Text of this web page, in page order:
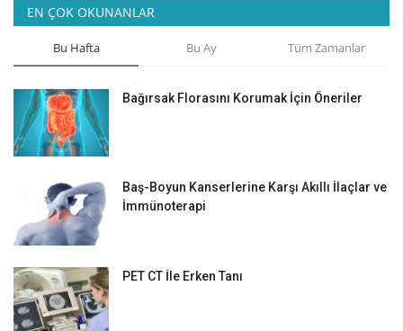
EN ÇOK OKUNANLAR
Bu Hafta Bu Ay Tüm Zamanlar
Bağırsak Florasını Korumak İçin Öneriler
Baş-Boyun Kanserlerine Karşı Akıllı İlaçlar ve
İmmünoterapi
PET CT İle Erken Tanı